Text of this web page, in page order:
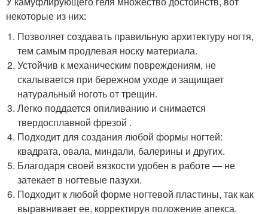
некоторые из них:
Позволяет создавать правильную архитектуру ногтя,
тем самым продлевая носку материала.
Устойчив к механическим повреждениям, не
скалывается при бережном уходе и защищает
натуральный ноготь от трещин.
Легко поддается опиливанию и снимается
твердосплавной фрезой .
Подходит для создания любой формы ногтей:
квадрата, овала, миндали, балерины и других.
Благодаря своей вязкости удобен в работе — не
затекает в ногтевые пазухи.
Подходит к любой форме ногтевой пластины, так как
выравнивает ее, корректируя положение апекса.